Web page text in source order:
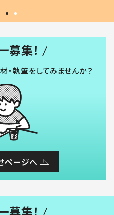
募集！
・執筆をしてみませんか？
ページへ
募集！